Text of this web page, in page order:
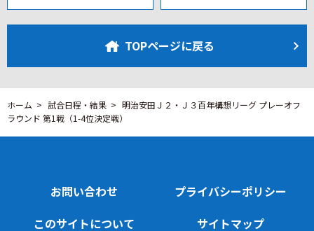
がゴールへ迫る決定機を作るなど、互いに高い集中力で相
手のゴール前へ攻め入る場面が見られた。
試合中盤に入ると仙台がボールを支配する時間帯が長くな
ったが、甲府はアラートを高く保ち組織的な守備で決定的
な仕事をさせない。特に24分、仙台にエリア正面からのシ
ーやロングスローからゴールを狙い、仙台の堅守を崩そう
TOPページに戻る
ホーム 試合日程・結果
明治安田Ｊ２・Ｊ３百年構想リーグ プレーオフ
ラウンド 第1戦（1-4位決定戦）
お問い合わせ
プライバシーポリシー
このサイトについて
サイトマップ